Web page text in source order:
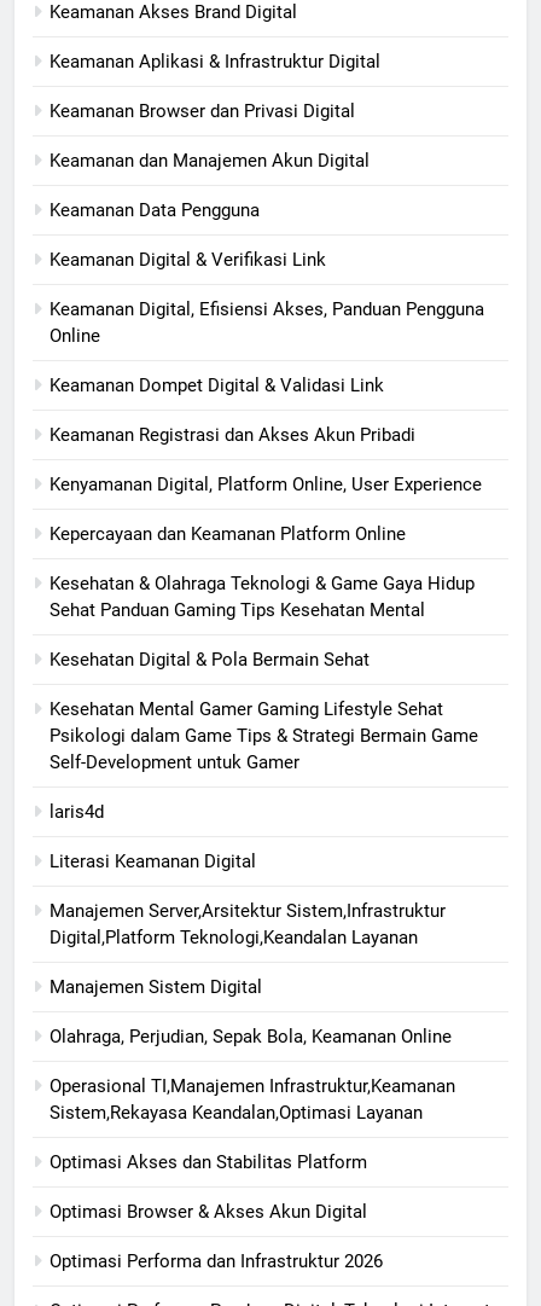
Keamanan Akses Brand Digital
Keamanan Aplikasi & Infrastruktur Digital
Keamanan Browser dan Privasi Digital
Keamanan dan Manajemen Akun Digital
Keamanan Data Pengguna
Keamanan Digital & Verifikasi Link
Keamanan Digital, Efisiensi Akses, Panduan Pengguna
Online
Keamanan Dompet Digital & Validasi Link
Keamanan Registrasi dan Akses Akun Pribadi
Kenyamanan Digital, Platform Online, User Experience
Kepercayaan dan Keamanan Platform Online
Kesehatan & Olahraga Teknologi & Game Gaya Hidup
Sehat Panduan Gaming Tips Kesehatan Mental
Kesehatan Digital & Pola Bermain Sehat
Kesehatan Mental Gamer Gaming Lifestyle Sehat
Psikologi dalam Game Tips & Strategi Bermain Game
Self-Development untuk Gamer
laris4d
Literasi Keamanan Digital
Manajemen Server,Arsitektur Sistem,Infrastruktur
Digital,Platform Teknologi,Keandalan Layanan
Manajemen Sistem Digital
Olahraga, Perjudian, Sepak Bola, Keamanan Online
Operasional TI,Manajemen Infrastruktur,Keamanan
Sistem,Rekayasa Keandalan,Optimasi Layanan
Optimasi Akses dan Stabilitas Platform
Optimasi Browser & Akses Akun Digital
Optimasi Performa dan Infrastruktur 2026